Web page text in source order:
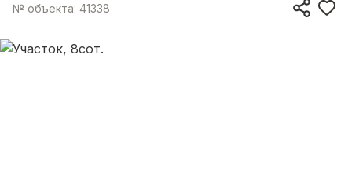
№ объекта: 41338